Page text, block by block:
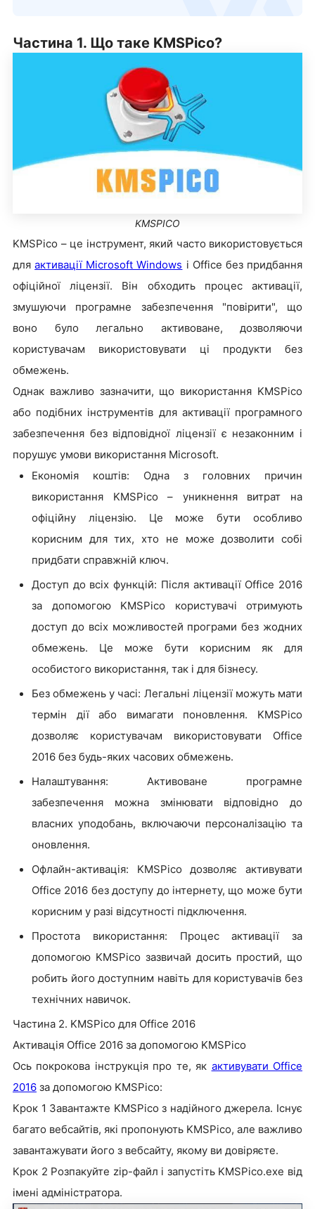
Частина 1. Що таке KMSPico?
KMSPICO
KMSPico – це інструмент, який часто використовується
дляактивації Microsoft Windows і Office без придбання
офіційної ліцензії. Він обходить процес активації,
змушуючи програмне забезпечення "повірити", що
воно було легально активоване, дозволяючи
користувачам використовувати ці продукти без
обмежень.
Однак важливо зазначити, що використання KMSPico
або подібних інструментів для активації програмного
забезпечення без відповідної ліцензії є незаконним і
порушує умови використання Microsoft.
Економія коштів: Одна з головних причин
використання KMSPico – уникнення витрат на
офіційну ліцензію. Це може бути особливо
корисним для тих, хто не може дозволити собі
придбати справжній ключ.
Доступ до всіх функцій: Після активації Office 2016
за допомогою KMSPico користувачі отримують
доступ до всіх можливостей програми без жодних
обмежень. Це може бути корисним як для
особистого використання, так і для бізнесу.
Без обмежень у часі: Легальні ліцензії можуть мати
термін дії або вимагати поновлення. KMSPico
дозволяє користувачам використовувати Office
2016 без будь-яких часових обмежень.
Налаштування: Активоване програмне
забезпечення можна змінювати відповідно до
власних уподобань, включаючи персоналізацію та
оновлення.
Офлайн-активація: KMSPico дозволяє активувати
Office 2016 без доступу до інтернету, що може бути
корисним у разі відсутності підключення.
Простота використання: Процес активації за
допомогою KMSPico зазвичай досить простий, що
робить його доступним навіть для користувачів без
технічних навичок.
Частина 2. KMSPico для Office 2016
Активація Office 2016 за допомогою KMSPico
Ось покрокова інструкція про те, як активувати Office
2016 за допомогою KMSPico:
Крок 1 Завантажте KMSPico з надійного джерела. Існує
багато вебсайтів, які пропонують KMSPico, але важливо
завантажувати його з вебсайту, якому ви довіряєте.
Крок 2 Розпакуйте zip-файл і запустіть KMSPico.exe від
імені адміністратора.